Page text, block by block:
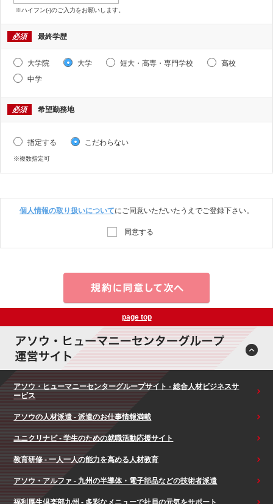
※ハイフン(-)のご入力をお願いします。
必須 最終学歴
大学院 大学 短大・高専・専門学校
高校
中学
必須 希望勤務地
指定する こだわらない
※複数指定可
個人情報の取り扱いについてにご同意いただいたうえでご登録下さい。
同意する
page top
アソウ・ヒューマニーセンターグループサイト - 総合人材ビジネスサ
ービス
アソウの人材派遣 - 派遣のお仕事情報満載
ユニクリナビ - 学生のための就職活動応援サイト
教育研修 - 一人一人の能力を高める人材教育
アソウ・アルファ - 九州の半導体・電子部品などの技術者派遣
福利厚生倶楽部九州 - 多彩なメニューで社員の元気をサポート